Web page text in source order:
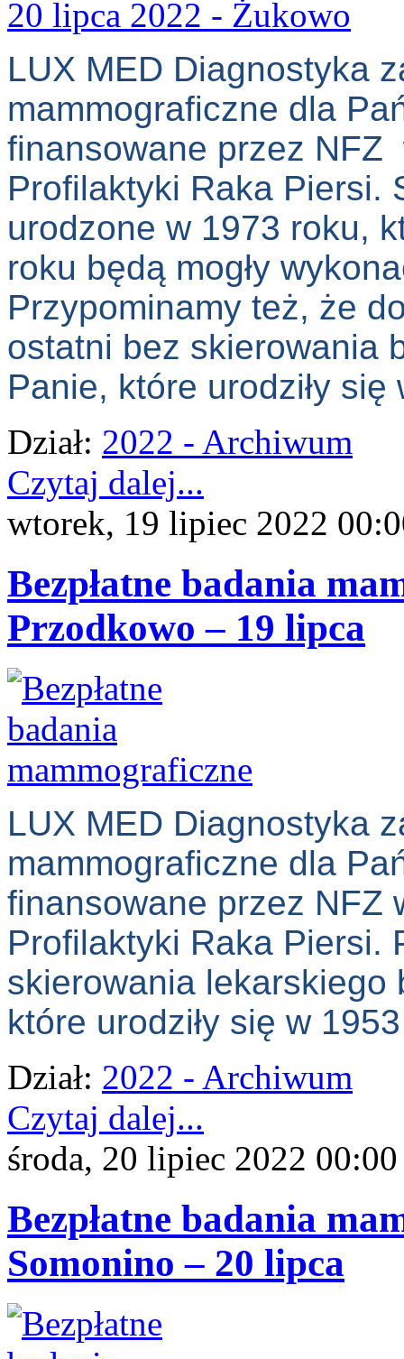
LUX MED Diagnostyka
mammograficzne dla
finansowane przez NFZ
Profilaktyki Raka Piersi.
urodzone w 1973 roku,
roku będą mogły
Przypominamy też, że
ostatni bez skierowania
Panie, które urodziły się
Dział: 2022 - Archiwum
Czytaj dalej...
wtorek, 19 lipiec 2022
Bezpłatne badania
Przodkowo – 19 lipca
LUX MED Diagnostyka
mammograficzne dla
finansowane przez NFZ
Profilaktyki Raka Piersi.
skierowania lekarskiego
które urodziły się w
Dział: 2022 - Archiwum
Czytaj dalej...
środa, 20 lipiec 2022 00:00
Bezpłatne badania
Somonino – 20 lipca